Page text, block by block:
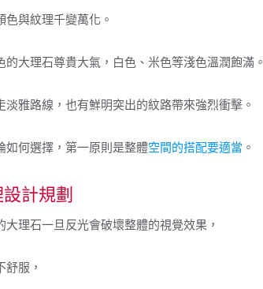
與紋理千變萬化。
的大理石尊貴大氣，白色、米色等淺色溫潤飽滿。
淡雅路線，也有鮮明突出的紋路帶來強烈衝擊。
如何選擇，第一原則是整體空間的搭配要適當 。
計規劃
理石一旦反光會破壞整體的視覺效果，
服，